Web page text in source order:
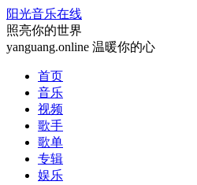
阳光音乐在线
照亮你的世界
yanguang.online 温暖你的心
首页
音乐
视频
歌手
歌单
专辑
娱乐